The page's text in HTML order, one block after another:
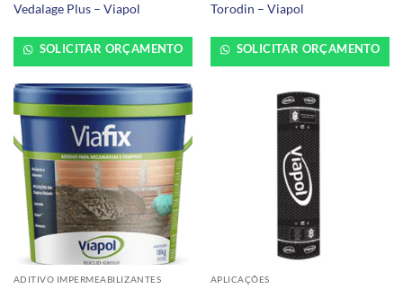
Vedalage Plus – Viapol
SOLICITAR ORÇAMENTO
Torodin – Viapol
SOLICITAR ORÇAMENTO
ADITIVO IMPERMEABILIZANTES APLICAÇÕES